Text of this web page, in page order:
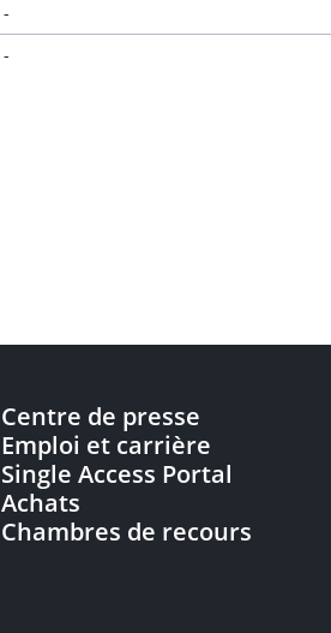
-
-
Centre de presse
Emploi et carrière
Single Access Portal
Achats
Chambres de recours